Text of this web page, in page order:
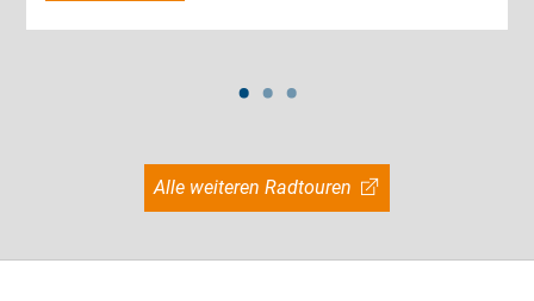
Alle weiteren Radtouren